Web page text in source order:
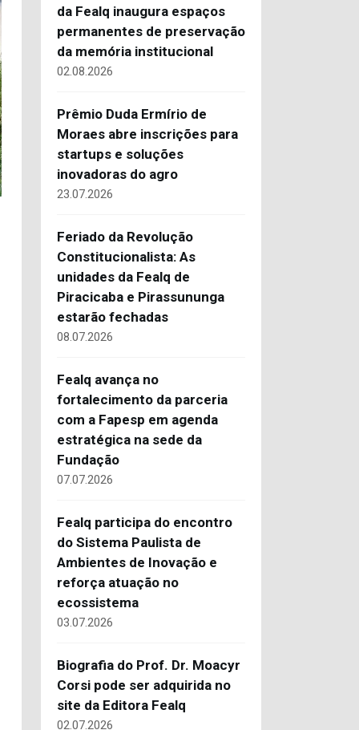
da Fealq inaugura espaços
permanentes de preservação
da memória institucional
02.08.2026
Prêmio Duda Ermírio de
Moraes abre inscrições para
startups e soluções
inovadoras do agro
23.07.2026
Feriado da Revolução
Constitucionalista: As
unidades da Fealq de
Piracicaba e Pirassununga
estarão fechadas
08.07.2026
Fealq avança no
fortalecimento da parceria
com a Fapesp em agenda
estratégica na sede da
Fundação
07.07.2026
Fealq participa do encontro
do Sistema Paulista de
Ambientes de Inovação e
reforça atuação no
ecossistema
03.07.2026
Biografia do Prof. Dr. Moacyr
Corsi pode ser adquirida no
site da Editora Fealq
02.07.2026